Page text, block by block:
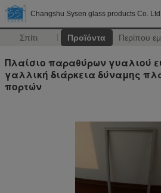
Changshu Sysen glass products Co.
Σπίτι Προϊόντα Περίπου
Πλαίσιο παραθύρων γυαλιού
γαλλική διάρκεια δύναμης
πορτών